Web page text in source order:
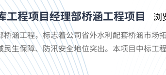
程项目经理部桥涵工程项目 浏
涵工程，标志着公司省外水利配套桥涵市
生保障、防汛安全地位突出。本项目中标